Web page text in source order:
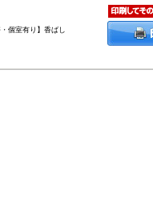
個室有り】香ばし